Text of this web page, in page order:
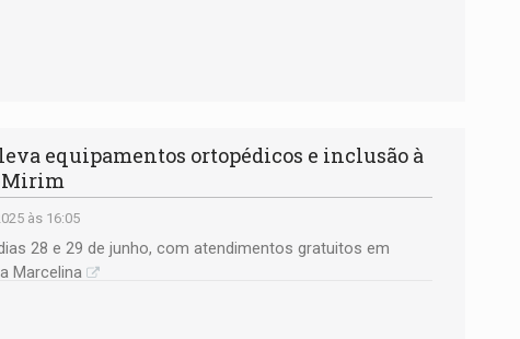
leva equipamentos ortopédicos e inclusão à
Mirim
às 16:05
28 e 29 de junho, com atendimentos gratuitos em
Marcelina